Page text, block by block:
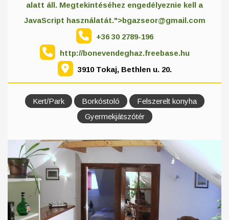
alatt áll. Megtekintéséhez engedélyeznie kell a
JavaScript használatát.">bgazseor@gmail.com
+36 30 2789-196
http://bonevendeghaz.freebase.hu
3910 Tokaj, Bethlen u. 20.
Kert/Park Borkóstoló
Felszerelt konyha
Gyermekjátszótér